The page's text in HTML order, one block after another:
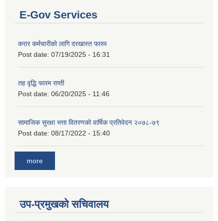
E-Gov Services
करार कर्मचारीको लागि दरखास्त फारम
Post date: 07/19/2025 - 16:31
तह वृद्धि फारम राप्ती
Post date: 06/20/2025 - 11:46
सामाजिक सुरक्षा भत्ता वितरणको वार्षिक प्रतिवेदन २०७८-७९
Post date: 08/17/2022 - 15:40
more
उप-प्रमुखको सचिवालय